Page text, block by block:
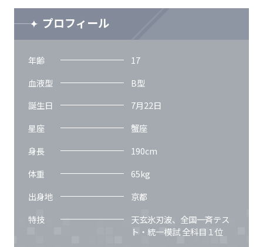
プロフィール
年齢
17
血液型
B型
誕生日
7月22日
星座
蟹座
身長
190cm
体重
65kg
出身地
京都
特技
天玄氷刃波、全国一斉テス
ト・統一模試 全科目１位